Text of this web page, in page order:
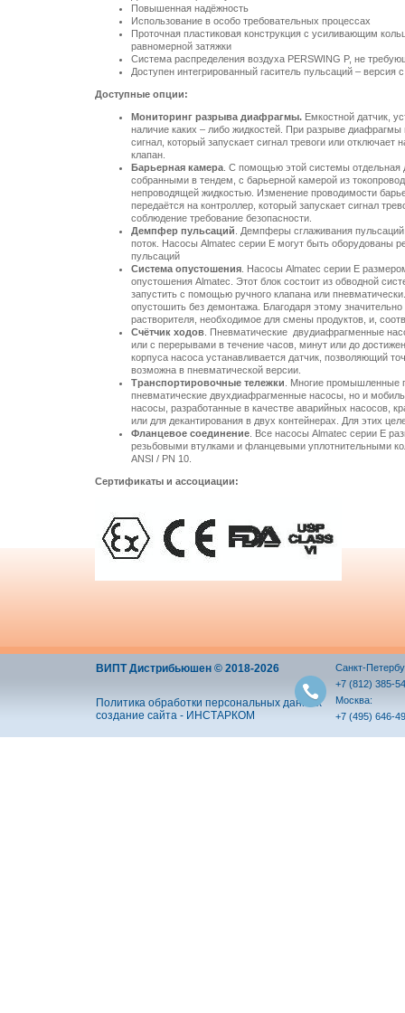
Повышенная надёжность
Использование в особо требовательных процессах
Проточная пластиковая конструкция с усиливающим
равномерной затяжки
Система распределения воздуха PERSWING P, не
Доступен интегрированный гаситель пульсаций – версия
Доступные опции:
Мониторинг разрыва диафрагмы. Емкостной датчик,
наличие каких – либо жидкостей. При разрыве
сигнал, который запускает сигнал тревоги или
клапан.
Барьерная камера . С помощью этой системы
собранными в тендем, с барьерной камерой из
непроводящей жидкостью. Изменение проводимости
передаётся на контроллер, который запускает сигнал
соблюдение требование безопасности.
Демпфер пульсаций . Демпферы сглаживания
поток. Насосы Almatec серии E могут быть
пульсаций
Система опустошения . Насосы Almatec серии E
опустошения Almatec. Этот блок состоит из обводной
запустить с помощью ручного клапана или
опустошить без демонтажа. Благодаря этому
растворителя, необходимое для смены продуктов, и,
Счётчик ходов . Пневматические двудиафрагменные
или с перерывами в течение часов, минут или до
корпуса насоса устанавливается датчик, позволяющий
возможна в пневматической версии.
Транспортировочные тележки . Многие промышленные
пневматические двухдиафрагменные насосы, но и
насосы, разработанные в качестве аварийных насосов,
или для декантирования в двух контейнерах. Для этих
Фланцевое соединение . Все насосы Almatec серии E
резьбовыми втулками и фланцевыми уплотнительными
ANSI / PN 10.
Сертификаты и ассоциации:
ВИПТ Дистрибьюшен © 2018-2026
Политика обработки персональных данных
создание сайта - ИНСТАРКОМ
Санкт-
+7 (812) 385-
Москва:
+7 (495) 646-